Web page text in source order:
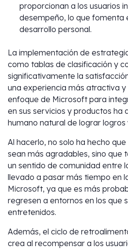
proporcionan a los usuarios
desempeño, lo que fomenta
desarrollo personal.
La implementación de
como tablas de clasificación y
significativamente la
una experiencia más atractiva y
enfoque de Microsoft para
en sus servicios y productos ha
humano natural de lograr logros
Al hacerlo, no solo ha hecho
sean más agradables, sino que
un sentido de comunidad entre
llevado a pasar más tiempo en
Microsoft, ya que es más
regresen a entornos en los que
entretenidos.
Además, el ciclo de
crea al recompensar a los